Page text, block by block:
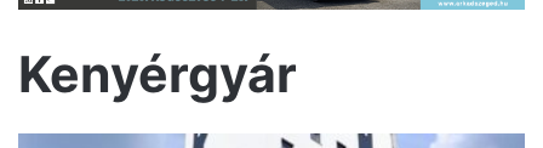
Kenyérgyár